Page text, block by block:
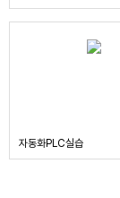
자동화PLC실습